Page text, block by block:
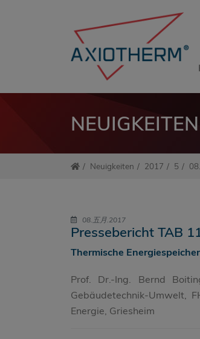
NEUIGKEITEN
Neuigkeiten 2017 5
08.五月.2017
Pressebericht TAB
Thermische
Prof. Dr.-Ing. Bernd
Gebäudetechnik-Umwelt,
Energie, Griesheim